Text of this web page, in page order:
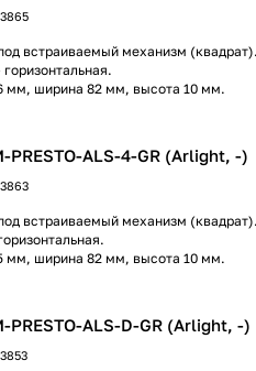
встраиваемый механизм
мм, ширина 82 мм, высота 10 мм.
ALS-4-GR (Arlight, -)
встраиваемый механизм
мм, ширина 82 мм, высота 10 мм.
ALS-D-GR (Arlight, -)